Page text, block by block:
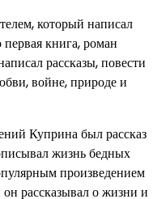
который написал
книга, роман
рассказы, повести
войне, природе и
Куприна был рассказ
жизнь бедных
произведением
рассказывал о жизни и